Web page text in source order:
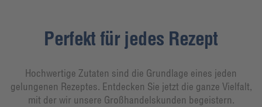
Perfekt für jedes Rezept
Hochwertige Zutaten sind die Grundlage eines jeden
gelungenen Rezeptes. Entdecken Sie jetzt die ganze Vielfalt,
mit der wir unsere Großhandelskunden begeistern.